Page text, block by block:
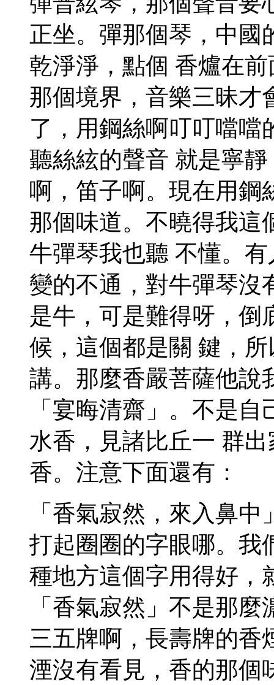
正坐。彈那個琴，中國
乾淨淨，點個 香爐在
那個境界，音樂三昧才
了，用鋼絲啊叮叮噹噹
聽絲絃的聲音 就是寧
啊，笛子啊。現在用鋼
那個味道。不曉得我這
牛彈琴我也聽 不懂。
變的不通，對牛彈琴沒
是牛，可是難得呀，倒
候，這個都是關 鍵，
講。那麼香嚴菩薩他說
「宴晦清齋」。不是
水香，見諸比丘一 群
香。注意下面還有：
「香氣寂然，來入鼻
打起圈圈的字眼哪。我
種地方這個字用得好，
「香氣寂然」不是那
三五牌啊，長壽牌的香
湮沒有看見，香的那個